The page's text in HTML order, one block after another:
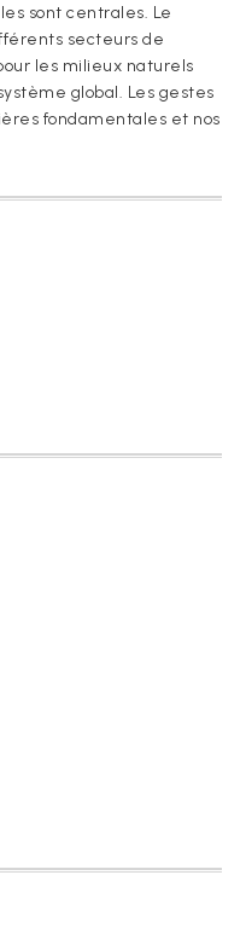
sont centrales. Le
secteurs de
les milieux naturels
global. Les gestes
fondamentales et nos